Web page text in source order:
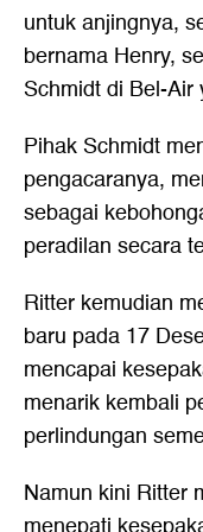
untuk anjingnya,
bernama Henry,
Schmidt di Bel-
Pihak Schmidt
pengacaranya,
sebagai
peradilan secara
Ritter kemudian
baru pada 17
mencapai
menarik kembali
perlindungan
Namun kini Ritter